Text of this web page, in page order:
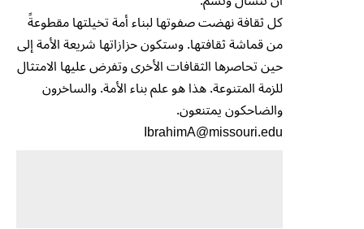
كل ثقافة نهضت صفوتها لبناء أمة تخيلتها مقطوعةً
من قماشة ثقافتها. وستكون حزازاتها شريعة الأمة إلى
حين تحاصرها الثقافات الأخرى وتفرض عليها الامتثال
للزمة المتنوعة. هذا هو علم بناء الأمة. والساخرون
والضاحكون يمتنعون.
IbrahimA@missouri.edu